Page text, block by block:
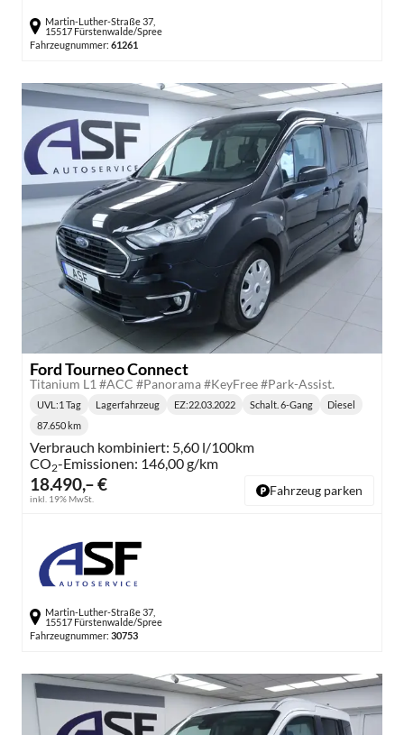
Martin-Luther-Straße 37,
15517 Fürstenwalde/Spree
Fahrzeugnummer: 61261
Ford Tourneo Connect
Titanium L1 #ACC #Panorama #KeyFree #Park-Assist.
18.490,– €
inkl. 19% MwSt.
Lieferzeit:
UVL :1 Tag Lagerfahrzeug EZ:22.03.2022
Getriebe:
Schalt. 6-Gang
Kraftstoff:
Diesel
Kilometerstand:
87.650 km
Verbrauch kombiniert: 5,60 l/100km
CO2-Emissionen: 146,00 g/km
Fahrzeug parken
Martin-Luther-Straße 37,
15517 Fürstenwalde/Spree
Fahrzeugnummer: 30753